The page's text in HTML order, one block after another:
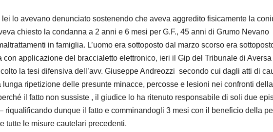
lei lo avevano denunciato sostenendo che aveva aggredito fisicamente la
chiesto la condanna a 2 anni e 6 mesi per G.F., 45 anni di Grumo Nevano
in famiglia. L’uomo era sottoposto dal marzo scorso era
applicazione del braccialetto elettronico, ieri il Gip del Tribunale di
la tesi difensiva dell’avv. Giuseppe Andreozzi secondo cui dagli atti di
lunga ripetizione delle presunte minacce, percosse e lesioni nei confronti della
il fatto non sussiste , il giudice lo ha ritenuto responsabile di soli due
riqualificando dunque il fatto e comminandogli 3 mesi con il beneficio della
tutte le misure cautelari precedenti.